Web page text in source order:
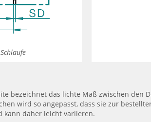
bezeichnet das lichte Maß zwischen den
wird so angepasst, dass sie zur
kann daher leicht variieren.